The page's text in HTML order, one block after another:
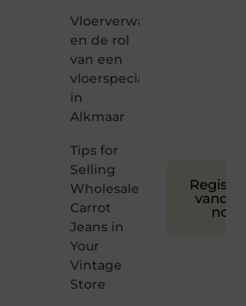
Vloerverwarming
en de rol
van een
vloerspecialist
in
Alkmaar
Tips for
Selling
Wholesale
Carrot
Jeans in
Your
Vintage
Store
nog